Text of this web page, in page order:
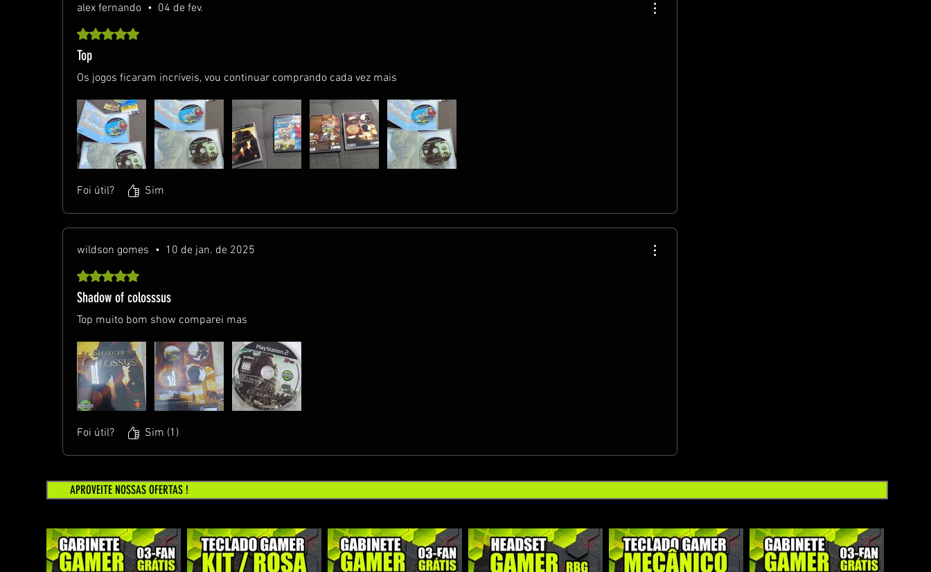
alex fernando • 04 de fev.
Rated 5 out of 5 stars.
Top
Os jogos ficaram incríveis, vou continuar comprando cada vez mais
Foi útil? Sim
wildson gomes • 10 de jan. de 2025
Rated 5 out of 5 stars.
Shadow of colosssus
Top muito bom show comparei mas
Foi útil? Sim (1)
APROVEITE NOSSAS OFERTAS !